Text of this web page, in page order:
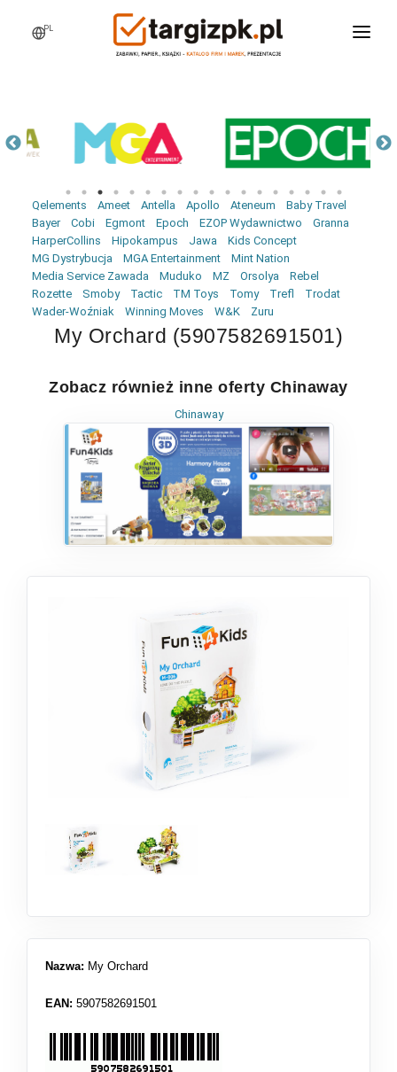
PL
PRODUKTY
AKTUALNOŚCI
LOGOWANIE
REJESTRACJA
Qelements Ameet Antella Apollo Ateneum
Baby Travel
Bayer
Cobi Egmont Epoch EZOP Wydawnictwo
Granna
HarperCollins
Hipokampus Jawa
Kids Concept
MG Dystrybucja
MGA Entertainment
Mint Nation
Media Service Zawada
Muduko MZ Orsolya
Rebel
Rozette
Smoby Tactic TM Toys Tomy Trefl
Trodat
Wader-Woźniak
Winning Moves W&K Zuru
My Orchard (5907582691501)
Zobacz również inne oferty Chinaway
Chinaway
Nazwa: My Orchard
EAN: 5907582691501